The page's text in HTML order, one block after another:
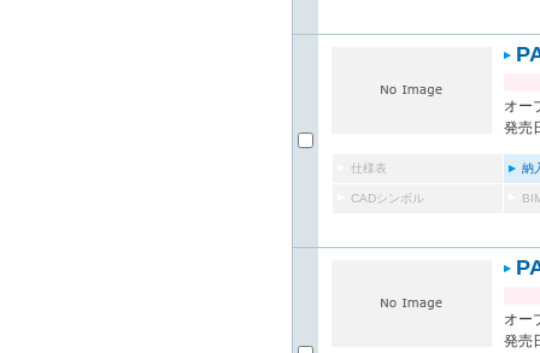
オー
発売
仕様表 納
CADシンボル
オー
発売